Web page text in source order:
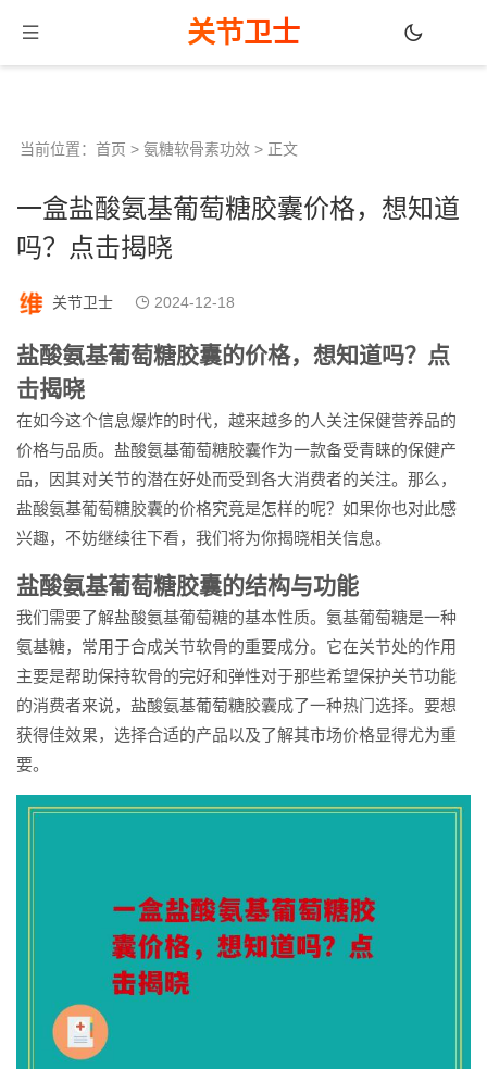
关节卫士
当前位置： 首页 > 氨糖软骨素功效 > 正文
一盒盐酸氨基葡萄糖胶囊价格，想知道
吗？点击揭晓
关节卫士 2024-12-18
盐酸氨基葡萄糖胶囊的价格，想知道吗？点
击揭晓
在如今这个信息爆炸的时代，越来越多的人关注保健营养品的
价格与品质。盐酸氨基葡萄糖胶囊作为一款备受青睐的保健产
品，因其对关节的潜在好处而受到各大消费者的关注。那么，
盐酸氨基葡萄糖胶囊的价格究竟是怎样的呢？如果你也对此感
兴趣，不妨继续往下看，我们将为你揭晓相关信息。
盐酸氨基葡萄糖胶囊的结构与功能
我们需要了解盐酸氨基葡萄糖的基本性质。氨基葡萄糖是一种
氨基糖，常用于合成关节软骨的重要成分。它在关节处的作用
主要是帮助保持软骨的完好和弹性对于那些希望保护关节功能
的消费者来说，盐酸氨基葡萄糖胶囊成了一种热门选择。要想
获得佳效果，选择合适的产品以及了解其市场价格显得尤为重
要。